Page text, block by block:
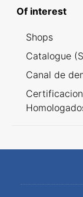
Of interest
Shops
Catalogue
Canal de